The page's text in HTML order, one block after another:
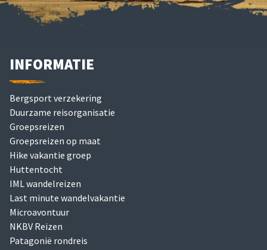
INFORMATIE
Bergsport verzekering
Duurzame reisorganisatie
Groepsreizen
Groepsreizen op maat
Hike vakantie groep
Huttentocht
IML wandelreizen
Last minute wandelvakantie
Microavontuur
NKBV Reizen
Patagonië rondreis